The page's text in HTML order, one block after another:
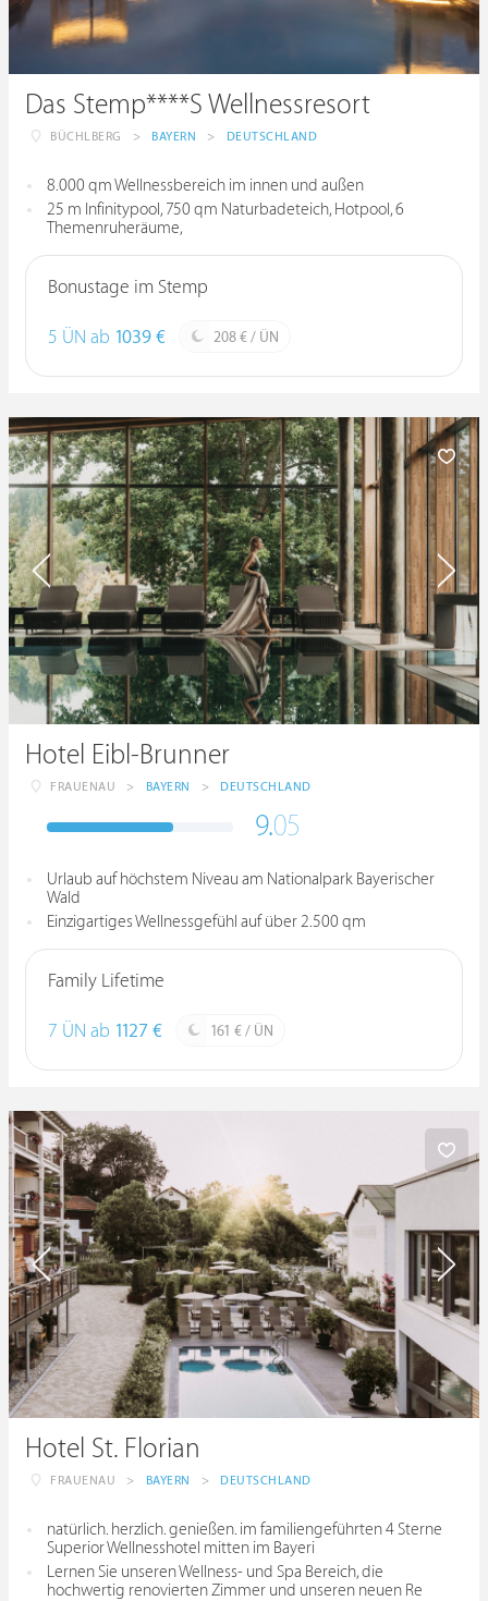
Das Stemp****S Wellnessresort
BÜCHLBERG > BAYERN > DEUTSCHLAND
8.000 qm Wellnessbereich im innen und außen
25 m Infinitypool, 750 qm Naturbadeteich, Hotpool, 6
Themenruheräume,
Bonustage im Stemp
5 ÜN ab 1039 € 208 € / ÜN
Hotel Eibl-Brunner
FRAUENAU > BAYERN > DEUTSCHLAND
9.05
Urlaub auf höchstem Niveau am Nationalpark Bayerischer
Wald
Einzigartiges Wellnessgefühl auf über 2.500 qm
Family Lifetime
7 ÜN ab 1127 € 161 € / ÜN
Hotel St. Florian
FRAUENAU > BAYERN > DEUTSCHLAND
natürlich. herzlich. genießen. im familiengeführten 4 Sterne
Superior Wellnesshotel mitten im Bayeri
Lernen Sie unseren Wellness- und Spa Bereich, die
hochwertig renovierten Zimmer und unseren neuen Re